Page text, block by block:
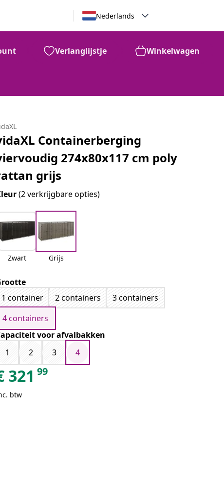
Nederlands
Verlanglijstje Winkelwagen
Containerberging
274x80x117 cm poly
grijs
(2 verkrijgbare opties)
Zwart Grijs
1 container
2 containers
3 containers
4 containers
voor afvalbakken
1
2 3 4
321 99
btw